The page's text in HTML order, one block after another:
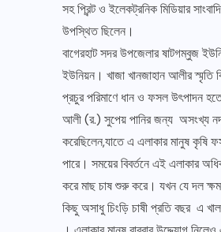
সহ প্রিন্ট ও ইলেকট্রনিক মিডিয়ার
উপস্থিত ছিলেন।
বাগেরহাট সদর উপজেলার ষাটগম্বুজ
ইউনিয়ন। খাজা খানজাহান আলীর
প্রচুর পরিমাণে ধান ও ফসল উৎপাদন
আলী (র.) সুপেয় পানির জন্য অসংখ্য
করেছিলেন,যাতে এ এলাকার মানুষ কৃষি
পারে। সময়ের বিবর্তনে এই এলাকার
করে মাছ চাষ শুরু করে। যখন যে দল
কিছু অসাধু চিংড়ি চাষী প্রতি বছর এ